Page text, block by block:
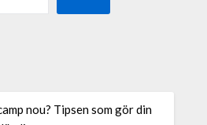
nou? Tipsen som gör din